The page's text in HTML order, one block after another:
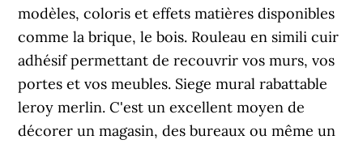
modèles, coloris et effets matières disponibles
comme la brique, le bois. Rouleau en simili cuir
adhésif permettant de recouvrir vos murs, vos
portes et vos meubles. Siege mural rabattable
leroy merlin. C'est un excellent moyen de
décorer un magasin, des bureaux ou même un